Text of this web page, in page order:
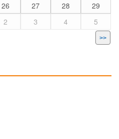
26 27 28
29
2 3 4 5
>>